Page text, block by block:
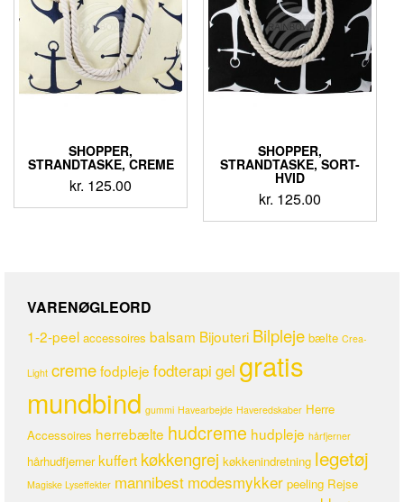
SHOPPER,
STRANDTASKE, CREME
kr. 125.00
SHOPPER,
STRANDTASKE, SORT-
HVID
kr. 125.00
VARENØGLEORD
1-2-peel accessoires balsam Bijouteri Bilpleje bælte Crea-
Light cremefodpleje fodterapi gel gratis
mundbind gummi Havearbejde Haveredskaber Herre
Accessoires herrebælte hudcreme hudpleje hårfjerner
hårhudfjerner kuffert køkkengrej køkkenindretning legetøj
Magiske Lyseffekter mannibest modesmykker peeling Rejse